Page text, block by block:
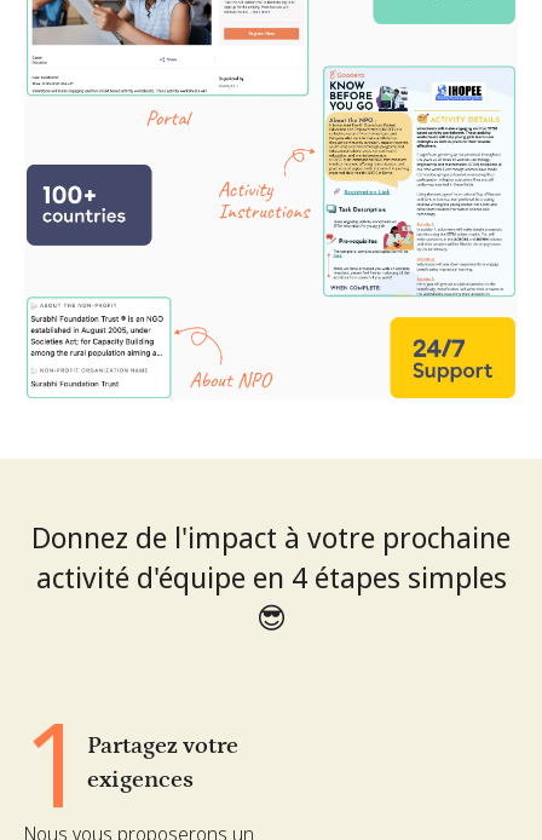
Donnez de l'impact à votre prochaine
activité d'équipe en 4 étapes simples
😎
1
Partagez votre
exigences
Nous vous proposerons un